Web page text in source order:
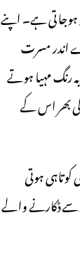
ہے۔ اپنے
اندر مسرت
رنگ مہیا ہوتے
بھر اس کے
ہوتی
سے ڈکارنے والے